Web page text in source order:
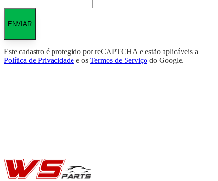
ENVIAR
Este cadastro é protegido por reCAPTCHA e estão aplicáveis a
Política de Privacidade e os Termos de Serviço do Google.